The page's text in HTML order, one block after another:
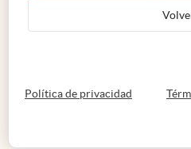
Política de privacidad abre en